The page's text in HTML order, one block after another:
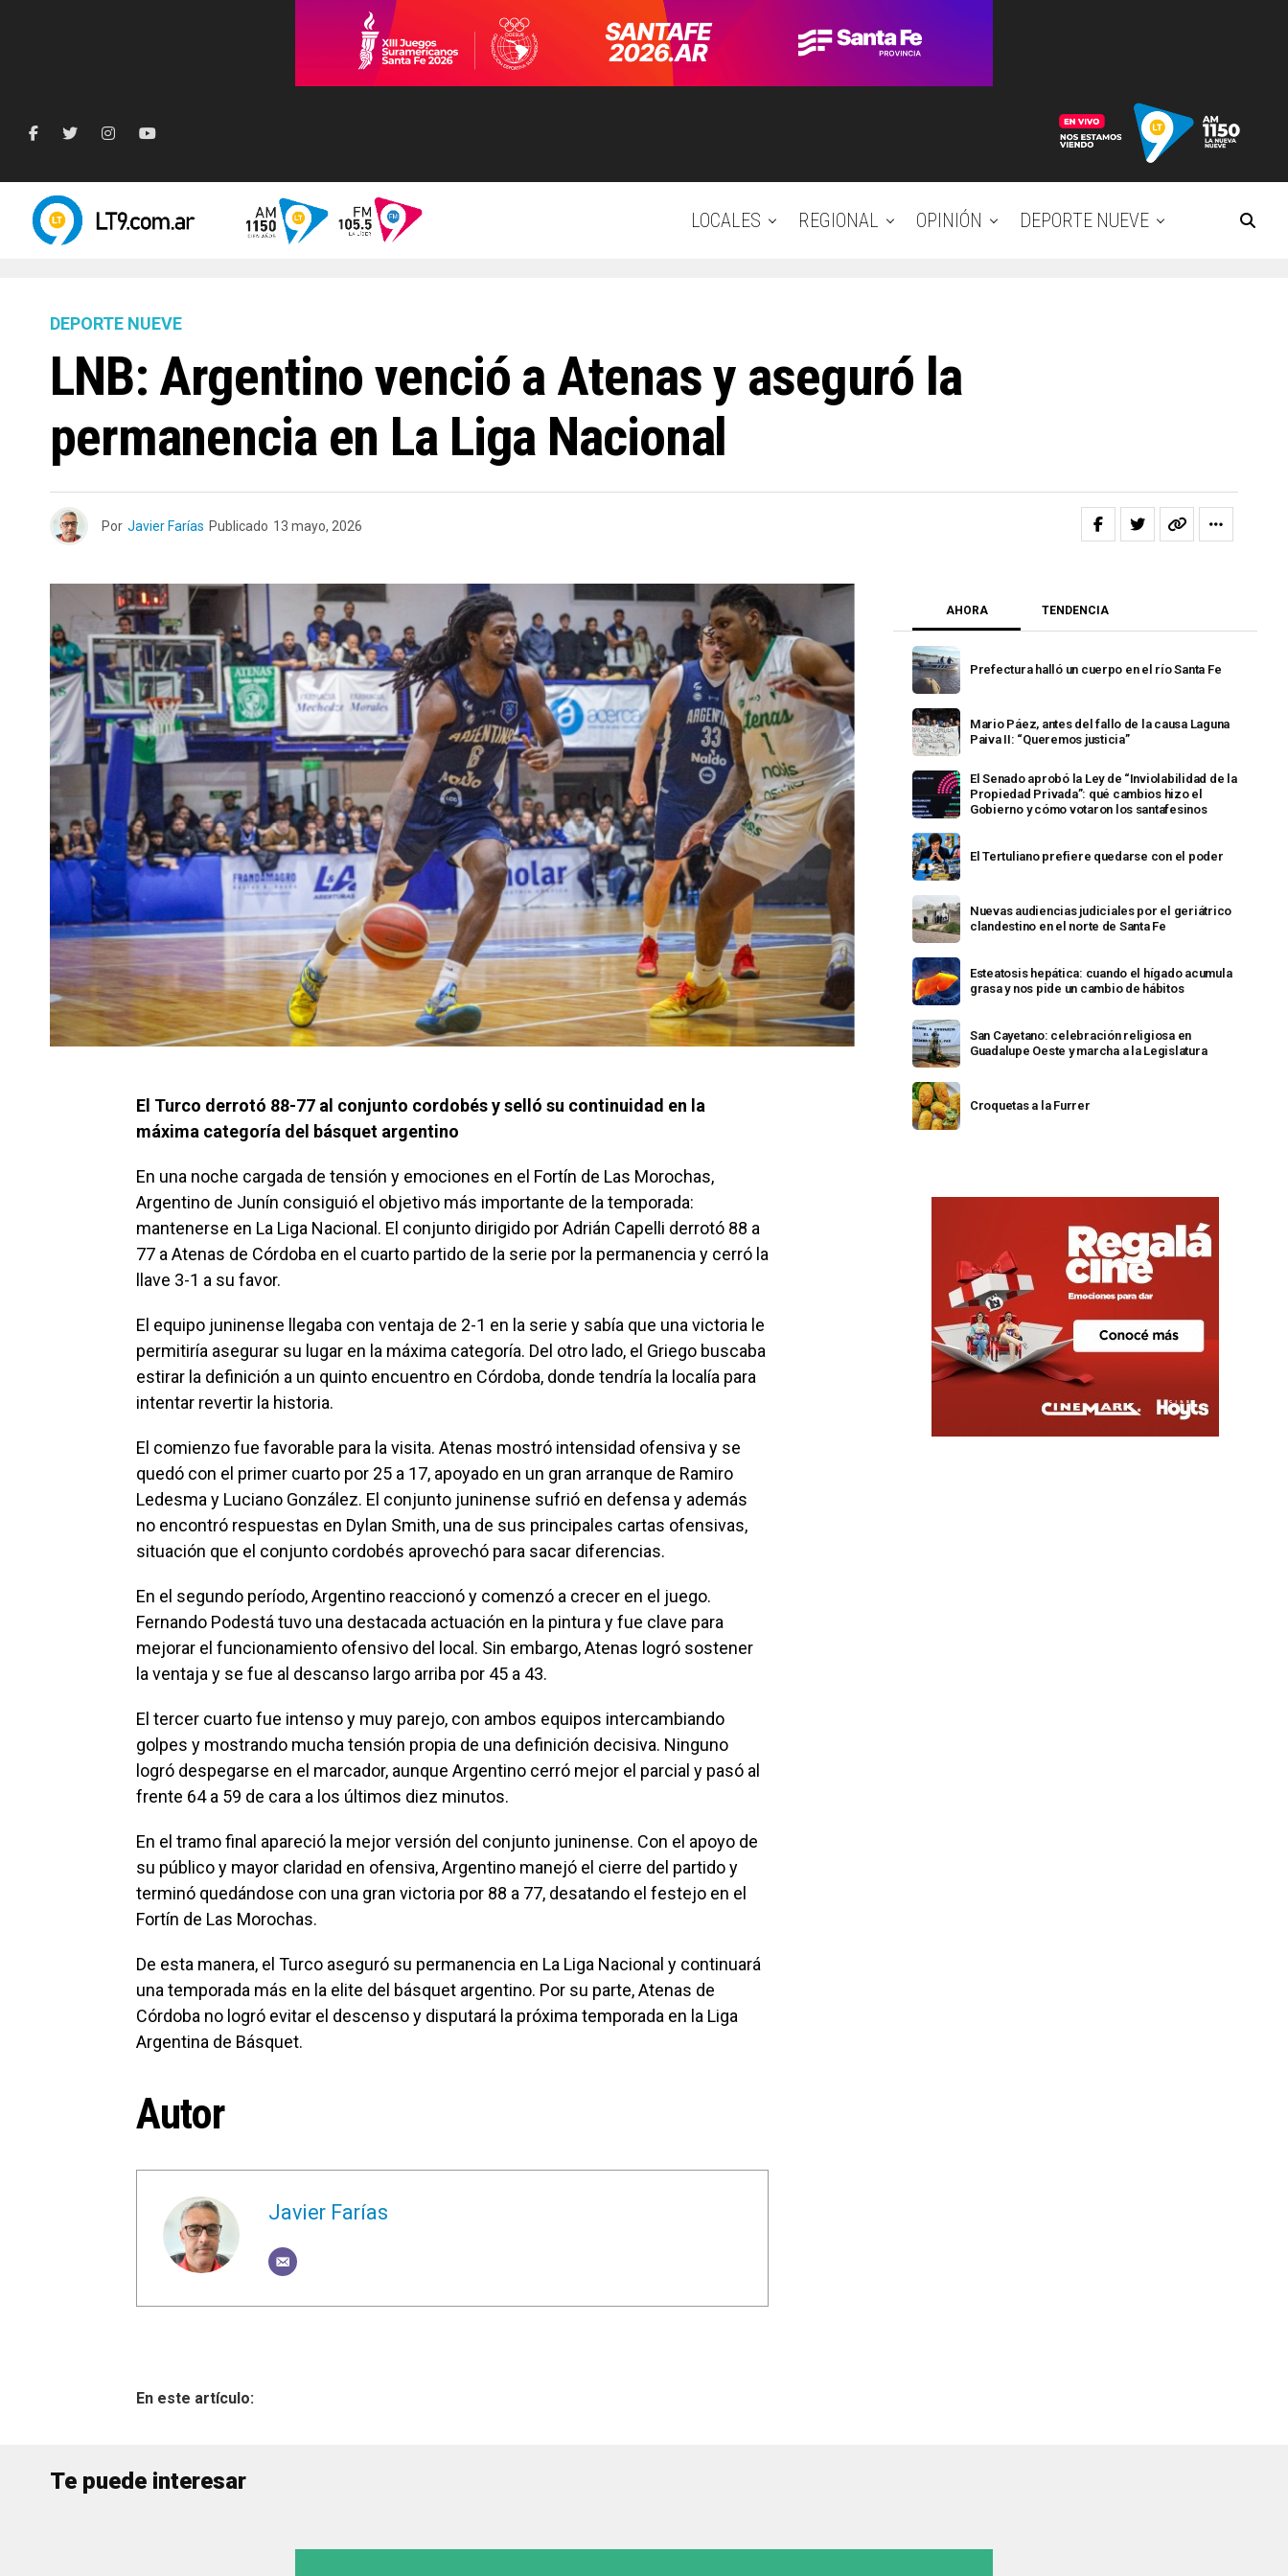
LOCALES REGIONAL OPINIÓN DEPORTE NUEVE
DEPORTE NUEVE
LNB: Argentino venció a Atenas y aseguró la
permanencia en La Liga Nacional
Por Javier Farías Publicado 13 mayo, 2026
El Turco derrotó 88-77 al conjunto cordobés y selló su continuidad en la
máxima categoría del básquet argentino
En una noche cargada de tensión y emociones en el Fortín de Las Morochas,
Argentino de Junín consiguió el objetivo más importante de la temporada:
mantenerse en La Liga Nacional. El conjunto dirigido por Adrián Capelli derrotó 88 a
77 a Atenas de Córdoba en el cuarto partido de la serie por la permanencia y cerró la
llave 3-1 a su favor.
El equipo juninense llegaba con ventaja de 2-1 en la serie y sabía que una victoria le
permitiría asegurar su lugar en la máxima categoría. Del otro lado, el Griego buscaba
estirar la definición a un quinto encuentro en Córdoba, donde tendría la localía para
intentar revertir la historia.
El comienzo fue favorable para la visita. Atenas mostró intensidad ofensiva y se
quedó con el primer cuarto por 25 a 17, apoyado en un gran arranque de Ramiro
Ledesma y Luciano González. El conjunto juninense sufrió en defensa y además
no encontró respuestas en Dylan Smith, una de sus principales cartas ofensivas,
situación que el conjunto cordobés aprovechó para sacar diferencias.
En el segundo período, Argentino reaccionó y comenzó a crecer en el juego.
Fernando Podestá tuvo una destacada actuación en la pintura y fue clave para
mejorar el funcionamiento ofensivo del local. Sin embargo, Atenas logró sostener
la ventaja y se fue al descanso largo arriba por 45 a 43.
El tercer cuarto fue intenso y muy parejo, con ambos equipos intercambiando
golpes y mostrando mucha tensión propia de una definición decisiva. Ninguno
logró despegarse en el marcador, aunque Argentino cerró mejor el parcial y pasó al
frente 64 a 59 de cara a los últimos diez minutos.
En el tramo final apareció la mejor versión del conjunto juninense. Con el apoyo de
su público y mayor claridad en ofensiva, Argentino manejó el cierre del partido y
terminó quedándose con una gran victoria por 88 a 77, desatando el festejo en el
Fortín de Las Morochas.
De esta manera, el Turco aseguró su permanencia en La Liga Nacional y continuará
una temporada más en la elite del básquet argentino. Por su parte, Atenas de
Córdoba no logró evitar el descenso y disputará la próxima temporada en la Liga
Argentina de Básquet.
Autor
Javier Farías
AHORA TENDENCIA
Prefectura halló un cuerpo en el río Santa Fe
Mario Páez, antes del fallo de la causa Laguna
Paiva II: “Queremos justicia”
El Senado aprobó la Ley de “Inviolabilidad de la
Propiedad Privada”: qué cambios hizo el
Gobierno y cómo votaron los santafesinos
El Tertuliano prefiere quedarse con el poder
Nuevas audiencias judiciales por el geriátrico
clandestino en el norte de Santa Fe
Esteatosis hepática: cuando el hígado acumula
grasa y nos pide un cambio de hábitos
San Cayetano: celebración religiosa en
Guadalupe Oeste y marcha a la Legislatura
Croquetas a la Furrer
Te puede interesar